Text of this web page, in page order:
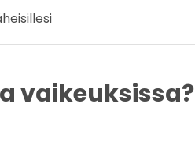
vaikeuksissa?